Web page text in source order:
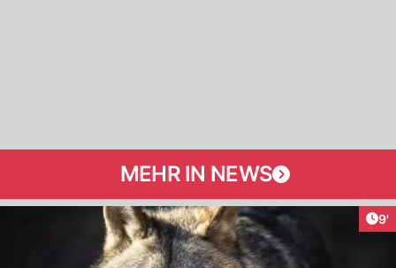
MEHR IN NEWS
9'